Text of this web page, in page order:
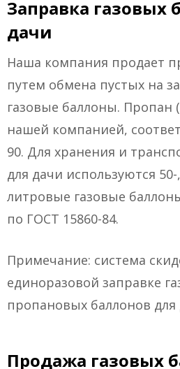
Заправка газовых
дачи
Наша компания продает
путем обмена пустых на
газовые баллоны. Пропан
нашей компанией,
90. Для хранения и
для дачи используются 50-
литровые газовые
по ГОСТ 15860-84.
Примечание: система
единоразовой заправке
пропановых баллонов для
Продажа газовых